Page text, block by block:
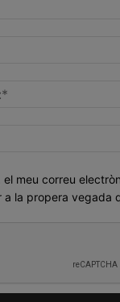
el meu correu
la propera vegada